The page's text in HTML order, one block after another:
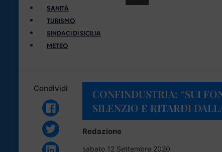
SANITÀ
TURISMO
SINDACI DI SICILIA
METEO
Condividi
CONFINDUSTRIA: “SUI
SILENZIO E RITARDI
Redazione
sabato 12 Settembre 2020